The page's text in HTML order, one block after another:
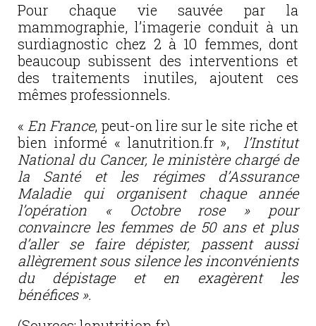
Pour chaque vie sauvée par la
mammographie, l’imagerie conduit à un
surdiagnostic chez 2 à 10 femmes, dont
beaucoup subissent des interventions et
des traitements inutiles, ajoutent ces
mêmes professionnels.
« En France, peut-on lire sur le site riche et
bien informé « lanutrition.fr », l’Institut
National du Cancer, le ministère chargé de
la Santé et les régimes d’Assurance
Maladie qui organisent chaque année
l’opération « Octobre rose » pour
convaincre les femmes de 50 ans et plus
d’aller se faire dépister, passent aussi
allègrement sous silence les inconvénients
du dépistage et en exagèrent les
bénéfices ».